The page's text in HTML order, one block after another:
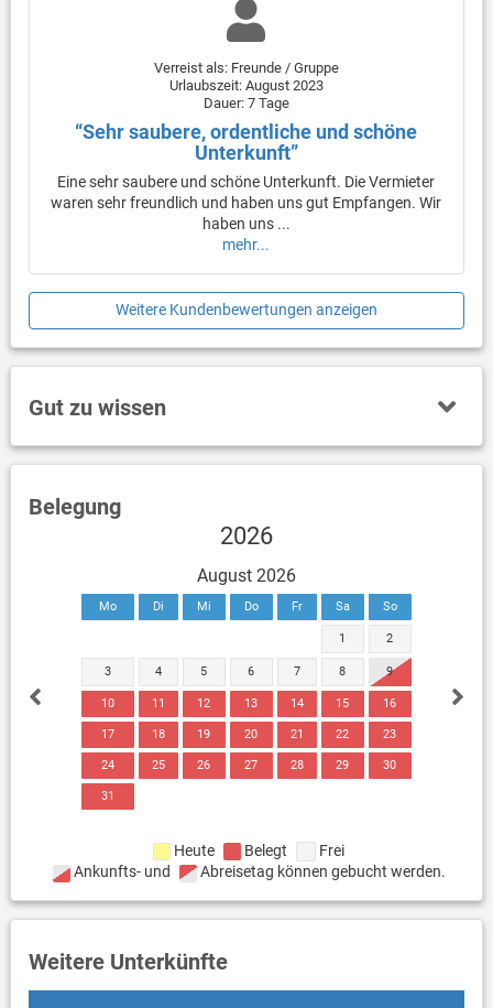
Verreist als: Freunde / Gruppe
Urlaubszeit: August 2023
Dauer: 7 Tage
“Sehr saubere, ordentliche und schöne
Unterkunft”
Eine sehr saubere und schöne Unterkunft. Die Vermieter
waren sehr freundlich und haben uns gut Empfangen. Wir
haben uns ...
mehr...
Weitere Kundenbewertungen anzeigen
Gut zu wissen
Belegung
2026
August 2026
Mo Di Mi Do Fr Sa So
1 2
3 4 5 6 7 8 9
10 11 12 13 14 15 16
17 18 19 20 21 22 23
24 25 26 27 28 29 30
31
Heute Belegt
Frei
Ankunfts- und
Abreisetag können gebucht werden.
Weitere Unterkünfte